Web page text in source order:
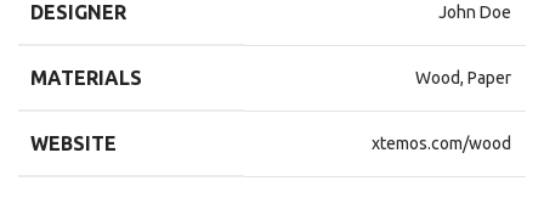
DESIGNER John Doe
MATERIALS Wood, Paper
WEBSITE xtemos.com/wood